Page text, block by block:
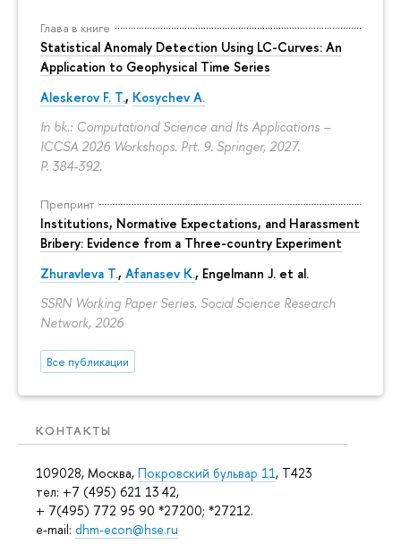
Глава в книге
Statistical Anomaly Detection Using LC-Curves: An
Application to Geophysical Time Series
Aleskerov F. T., Kosychev A.
In bk.: Computational Science and Its Applications –
ICCSA 2026 Workshops. Prt. 9. Springer, 2027.
P. 384-392.
Препринт
Institutions, Normative Expectations, and Harassment
Bribery: Evidence from a Three-country Experiment
Zhuravleva T., Afanasev K., Engelmann J. et al.
SSRN Working Paper Series. Social Science Research
Network, 2026
Все публикации
КОНТАКТЫ
109028, Москва, Покровский бульвар 11, T423
тел: +7 (495) 621 13 42,
+ 7(495) 772 95 90 *27200; *27212.
e-mail: dhm-econ@hse.ru